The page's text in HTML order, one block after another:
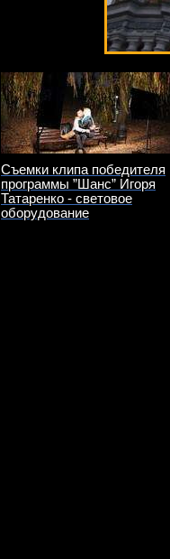
Съемки клипа победителя
программы ”Шанс” Игоря
Татаренко - световое
оборудование